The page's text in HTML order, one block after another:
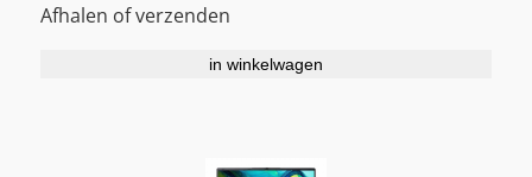
Afhalen of verzenden
in winkelwagen